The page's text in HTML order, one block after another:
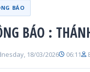
BÁO
BÁO :
18/03/2026 06:11